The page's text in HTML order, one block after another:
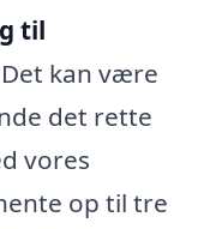
til
Det kan være
det rette
vores
op til tre